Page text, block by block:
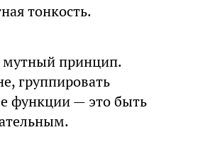
тонкость.
мутный принцип.
группировать
функции — это быть